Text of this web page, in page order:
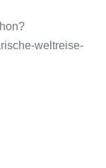
weltreise-